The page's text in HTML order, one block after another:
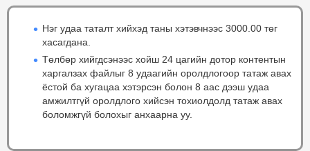
Нэг удаа таталт хийхэд таны хэтэвчнээс 3000.00 төг
хасагдана.
Төлбөр хийгдсэнээс хойш 24 цагийн дотор контентын
харгалзах файлыг 8 удаагийн оролдлогоор татаж авах
ёстой ба хугацаа хэтэрсэн болон 8 аас дээш удаа
амжилтгүй оролдлого хийсэн тохиолдолд татаж авах
боломжгүй болохыг анхаарна уу.